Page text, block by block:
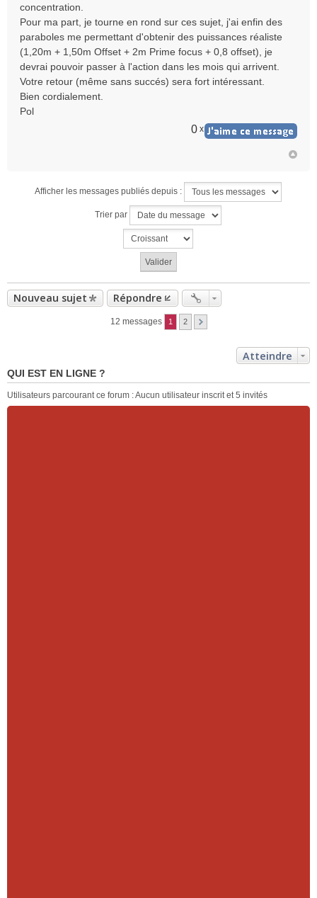
concentration.
Pour ma part, je tourne en rond sur ces sujet, j'ai enfin des
paraboles me permettant d'obtenir des puissances réaliste
(1,20m + 1,50m Offset + 2m Prime focus + 0,8 offset), je
devrai pouvoir passer à l'action dans les mois qui arrivent.
Votre retour (même sans succés) sera fort intéressant.
Bien cordialement.
Pol
0 x
Afficher les messages publiés depuis :
Trier par
Nouveau sujet Répondre
12 messages 1 2
Atteindre
QUI EST EN LIGNE ?
Utilisateurs parcourant ce forum : Aucun utilisateur inscrit et 5 invités